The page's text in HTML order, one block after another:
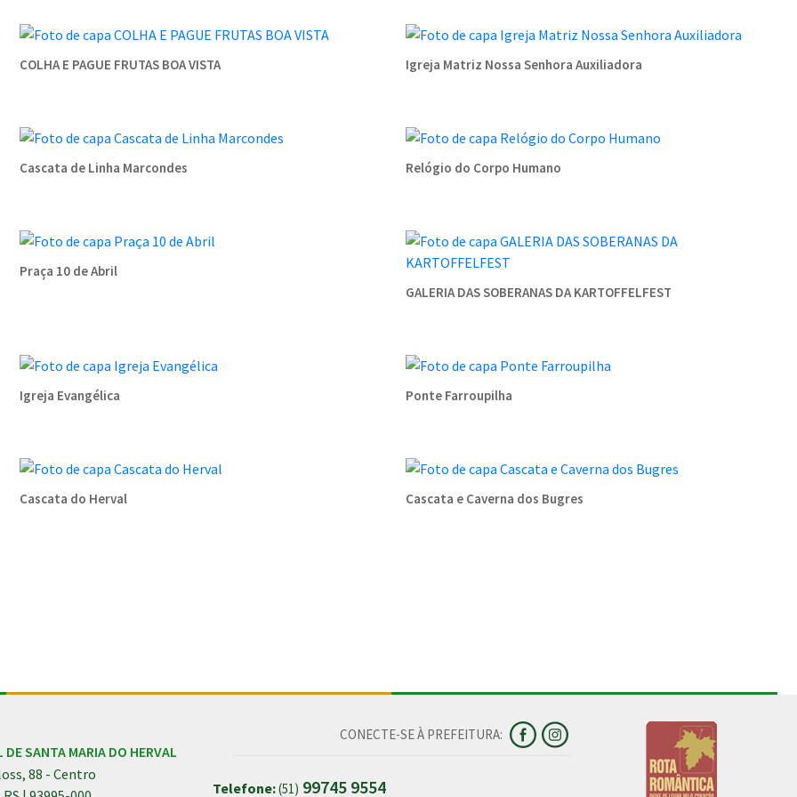
COLHA E PAGUE FRUTAS BOA VISTA Igreja Matriz Nossa Senhora Auxiliadora
Cascata de Linha Marcondes Relógio do Corpo Humano
Praça 10 de Abril
GALERIA DAS SOBERANAS DA KARTOFFELFEST
Igreja Evangélica Ponte Farroupilha
Cascata do Herval Cascata e Caverna dos Bugres
DE SANTA MARIA DO HERVAL
88 - Centro
CONECTE-SE À PREFEITURA:
Telefone:(51) 99745 9554